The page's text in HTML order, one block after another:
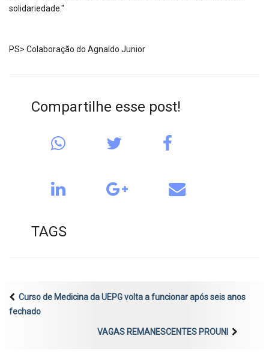
solidariedade."
PS> Colaboração do Agnaldo Junior
Compartilhe esse post!
TAGS
Curso de Medicina da UEPG volta a funcionar após seis anos
fechado
VAGAS REMANESCENTES PROUNI